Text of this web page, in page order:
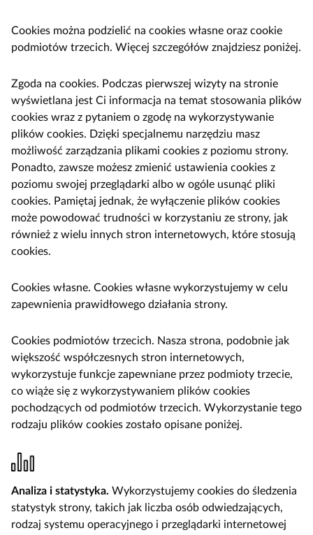
Cookies można podzielić na cookies własne oraz cookie
podmiotów trzecich. Więcej szczegółów znajdziesz poniżej.
Zgoda na cookies. Podczas pierwszej wizyty na stronie
wyświetlana jest Ci informacja na temat stosowania plików
cookies wraz z pytaniem o zgodę na wykorzystywanie
plików cookies. Dzięki specjalnemu narzędziu masz
możliwość zarządzania plikami cookies z poziomu strony.
Ponadto, zawsze możesz zmienić ustawienia cookies z
poziomu swojej przeglądarki albo w ogóle usunąć pliki
cookies. Pamiętaj jednak, że wyłączenie plików cookies
może powodować trudności w korzystaniu ze strony, jak
również z wielu innych stron internetowych, które stosują
cookies.
Cookies własne. Cookies własne wykorzystujemy w celu
zapewnienia prawidłowego działania strony.
Cookies podmiotów trzecich. Nasza strona, podobnie jak
większość współczesnych stron internetowych,
wykorzystuje funkcje zapewniane przez podmioty trzecie,
co wiąże się z wykorzystywaniem plików cookies
pochodzących od podmiotów trzecich. Wykorzystanie tego
rodzaju plików cookies zostało opisane poniżej.
Analiza i statystyka. Wykorzystujemy cookies do śledzenia
statystyk strony, takich jak liczba osób odwiedzających,
rodzaj systemu operacyjnego i przeglądarki internetowej